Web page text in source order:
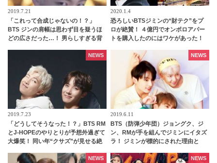
2019.7.21
「これって合成じゃないの！？」
BTS ジンの肩幅は思わず目を疑うほ
どの広さだった…！ 男らしすぎる背
2020.1.4
恐ろしいBTSジミンの“財テク”をプ
ロが絶賛！ ４億円でオンボロアパー
トを購入したのにはワケがあった！
地主になるってホント？
2019.7.23
「どうしてそうなった！？」BTS RM
とJ-HOPEのやりとりが予想外過ぎて
大爆笑！ 同い年“クサズ”が見せる絶
全に2人のペースだわ」
NEWS
2019.6.11
BTS（防弾少年団）ジョングク、ジ
ン、RMが手を組んでジミンにイタズ
ラ！ ジミンが標的にされた理由と
NEWS
NEWS NEWS